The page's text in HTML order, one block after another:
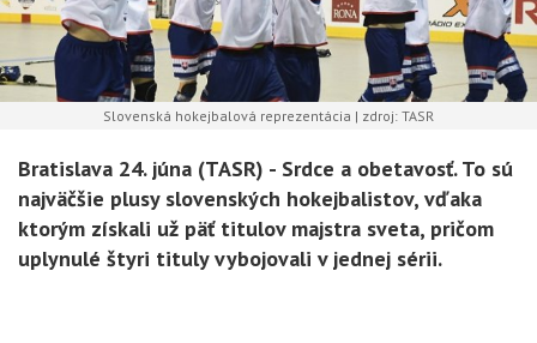
Slovenská hokejbalová reprezentácia | zdroj: TASR
Bratislava 24. júna (TASR) - Srdce a obetavosť. To sú
najväčšie plusy slovenských hokejbalistov, vďaka
ktorým získali už päť titulov majstra sveta, pričom
uplynulé štyri tituly vybojovali v jednej sérii.